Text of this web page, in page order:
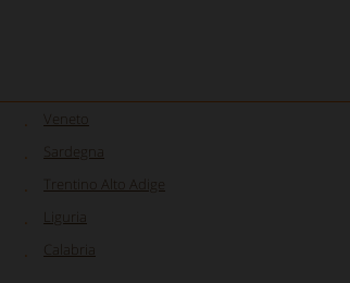
Veneto
Sardegna
Trentino Alto Adige
Liguria
Calabria